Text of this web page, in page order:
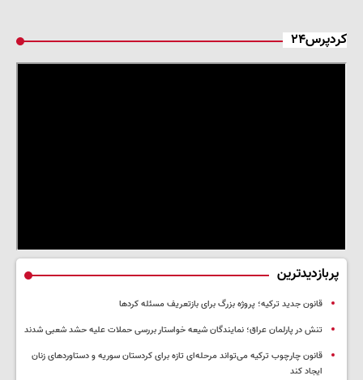
کردپرس۲۴
پربازدیدترین
قانون جدید ترکیه؛ پروژه بزرگ‌ برای بازتعریف مسئله کردها
تنش در پارلمان عراق؛ نمایندگان شیعه خواستار بررسی حملات علیه حشد شعبی شدند
قانون چارچوب ترکیه می‌تواند مرحله‌ای تازه برای کردستان سوریه و دستاوردهای زنان
ایجاد کند